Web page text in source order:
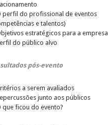
perfil do profissional de eventos
e talentos)
estratégicos para a empresa
do público alvo
pós-evento
a serem avaliados
junto aos públicos
que ficou do evento?